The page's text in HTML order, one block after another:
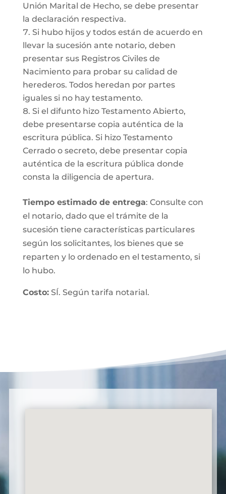
Unión Marital de Hecho, se debe presentar
la declaración respectiva.
Si hubo hijos y todos están de acuerdo en
llevar la sucesión ante notario, deben
presentar sus Registros Civiles de
Nacimiento para probar su calidad de
herederos. Todos heredan por partes
iguales si no hay testamento.
Si el difunto hizo Testamento Abierto,
debe presentarse copia auténtica de la
escritura pública. Si hizo Testamento
Cerrado o secreto, debe presentar copia
auténtica de la escritura pública donde
consta la diligencia de apertura.
Tiempo estimado de entrega: Consulte con
el notario, dado que el trámite de la
sucesión tiene características particulares
según los solicitantes, los bienes que se
reparten y lo ordenado en el testamento, si
lo hubo.
Costo:SÍ. Según tarifa notarial.